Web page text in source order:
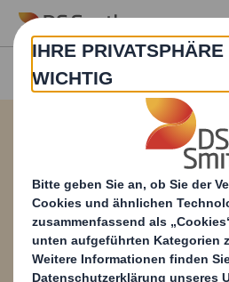
Skip to main content
Papier-
eine der größten Auswahl
Wellpappenrohpapier-
Materialien wurden